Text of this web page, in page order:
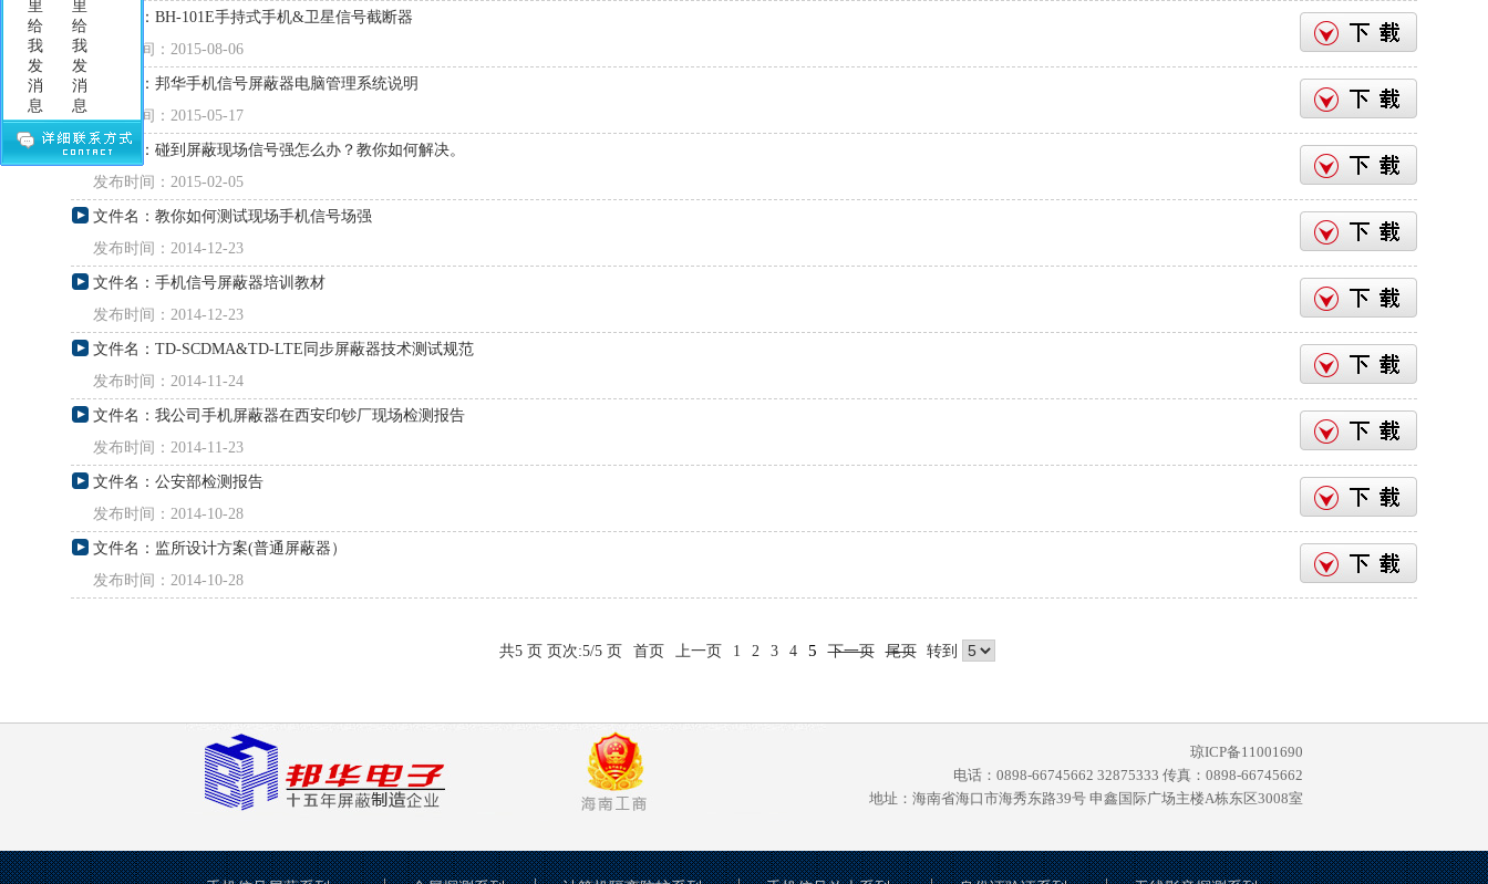
文件名：BH-101E手持式手机&卫星信号截断器
发布时间：2015-08-06
文件名：邦华手机信号屏蔽器电脑管理系统说明
发布时间：2015-05-17
文件名：碰到屏蔽现场信号强怎么办？教你如何解决。
发布时间：2015-02-05
文件名：教你如何测试现场手机信号场强
发布时间：2014-12-23
文件名：手机信号屏蔽器培训教材
发布时间：2014-12-23
文件名：TD-SCDMA&TD-LTE同步屏蔽器技术测试规范
发布时间：2014-11-24
文件名：我公司手机屏蔽器在西安印钞厂现场检测报告
发布时间：2014-11-23
文件名：公安部检测报告
发布时间：2014-10-28
文件名：监所设计方案(普通屏蔽器）
发布时间：2014-10-28
共5 页 页次:5/5 页 首页 上一页 1 2 3 4 5 下一页 尾页 转到
琼ICP备11001690
电话：0898-66745662 32875333 传真：0898-66745662
地址：海南省海口市海秀东路39号 申鑫国际广场主楼A栋东区3008室